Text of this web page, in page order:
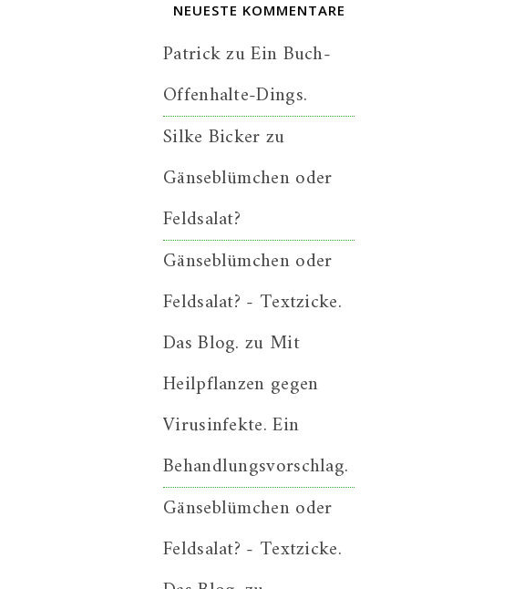
NEUESTE KOMMENTARE
PatrickzuEin Buch-
Offenhalte-Dings.
Silke Bickerzu
Gänseblümchen oder
Feldsalat?
Gänseblümchen oder
Feldsalat? - Textzicke.
Das Blog. zu Mit
Heilpflanzen gegen
Virusinfekte. Ein
Behandlungsvorschlag.
Gänseblümchen oder
Feldsalat? - Textzicke.